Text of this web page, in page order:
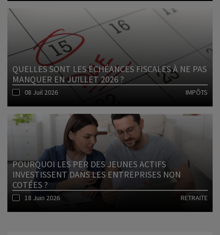
Lire l'article
QUELLES SONT LES ÉCHÉANCES FISCALES À NE PAS
MANQUER EN JUILLET 2026 ?
08 Juil 2026 IMPÔTS
Lire l'article
POURQUOI LES PER DES JEUNES ACTIFS
INVESTISSENT DANS LES ENTREPRISES NON
COTÉES ?
18 Juin 2026 RETRAITE